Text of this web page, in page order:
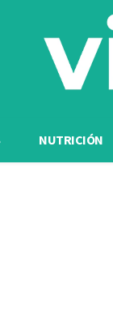
NUTRICIÓN